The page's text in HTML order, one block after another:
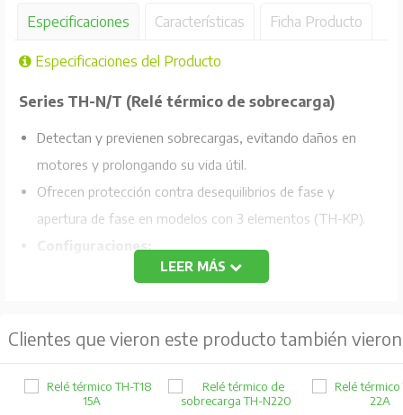
Especificaciones Características Ficha Producto
Especificaciones del Producto
Series TH-N/T (Relé térmico de sobrecarga)
Detectan y previenen sobrecargas, evitando daños en
motores y prolongando su vida útil.
Ofrecen protección contra desequilibrios de fase y
apertura de fase en modelos con 3 elementos (TH-KP).
Configuraciones:
Para montaje independiente o en rieles DIN.
magnéticos de la serie MS-T.
(mediante un dial) para adaptarse a diferentes
LEER MÁS
Clientes que vieron este producto también vieron